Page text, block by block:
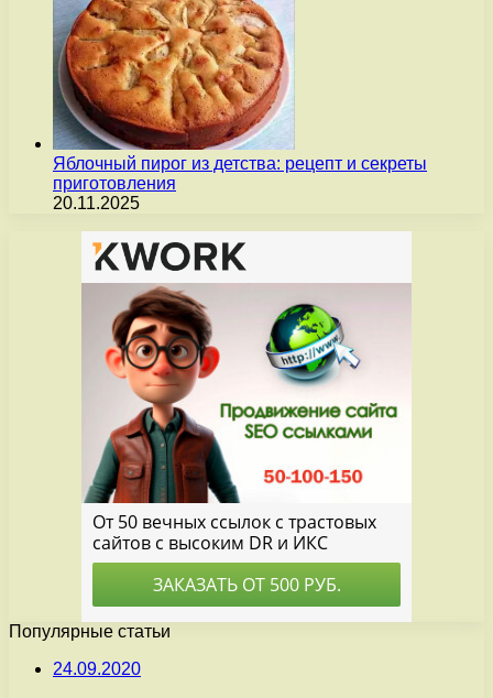
Яблочный пирог из детства: рецепт и секреты
приготовления
20.11.2025
Популярные статьи
24.09.2020